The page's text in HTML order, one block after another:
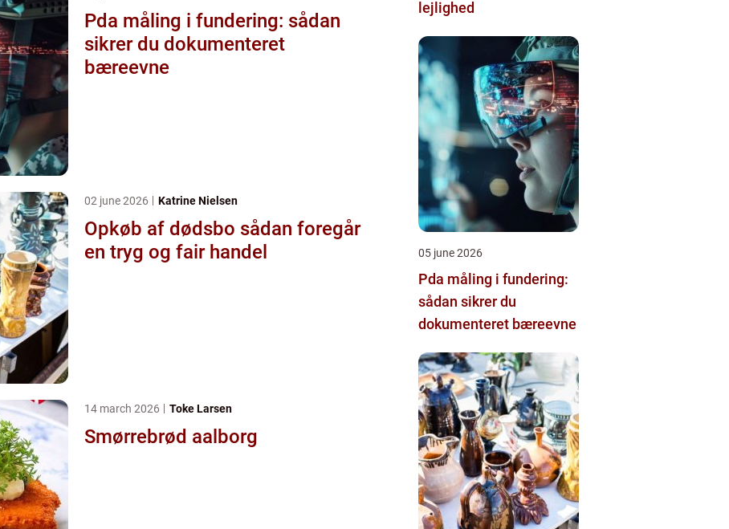
Pda måling i fundering: sådan
sikrer du dokumenteret
bæreevne
02 june 2026 Katrine Nielsen
Opkøb af dødsbo sådan foregår
en tryg og fair handel
14 march 2026 Toke Larsen
Smørrebrød aalborg
lejlighed
05 june 2026
Pda måling i fundering:
sådan sikrer du
dokumenteret bæreevne